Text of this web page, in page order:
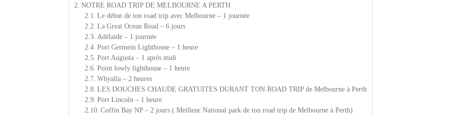
NOTRE ROAD TRIP DE MELBOURNE A PERTH
Le début de ton road trip avec Melbourne – 1 journée
La Great Ocean Road – 6 jours
Adélaïde – 1 journée
Port Germein Lighthouse – 1 heure
Port Augusta – 1 après midi
Point lowly lighthouse – 1 heure
Whyalla – 2 heures
LES DOUCHES CHAUDE GRATUITES DURANT TON ROAD TRIP de Melbourne à Perth
Port Lincoln – 1 heure
Coffin Bay NP – 2 jours ( Meilleur National park de ton road trip de Melbourne à Perth)